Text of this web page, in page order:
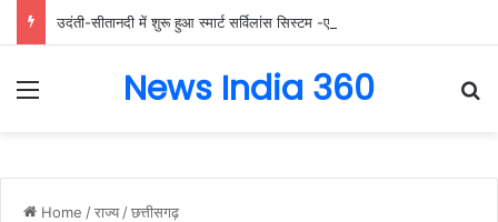
Menu News India 360
Home /राज्य /छत्तीसगढ़